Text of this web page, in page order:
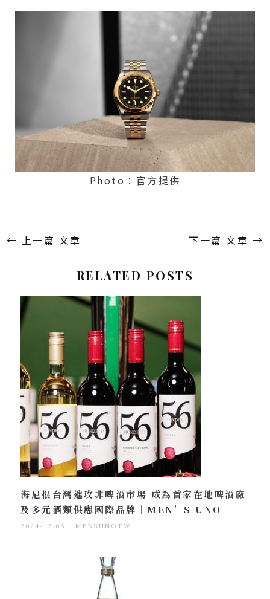
Photo：官方提供
← 上一篇 文章 下一篇 文章 →
RELATED POSTS
海尼根台灣進攻非啤酒市場 成為首家在地啤酒廠
及多元酒類供應國際品牌｜MEN’S UNO
2024-12-06 MENSUNOTW